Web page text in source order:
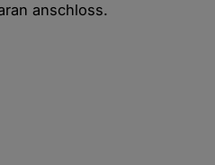
anschloss.